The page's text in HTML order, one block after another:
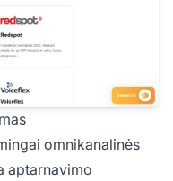
omnikanalinės
aptarnavimo